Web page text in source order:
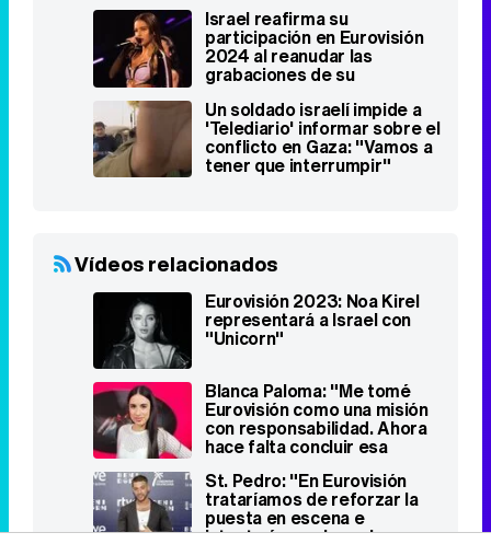
Israel reafirma su
participación en Eurovisión
2024 al reanudar las
grabaciones de su
Un soldado israelí impide a
'Telediario' informar sobre el
conflicto en Gaza: "Vamos a
tener que interrumpir"
Vídeos relacionados
Eurovisión 2023: Noa Kirel
representará a Israel con
"Unicorn"
Blanca Paloma: "Me tomé
Eurovisión como una misión
con responsabilidad. Ahora
hace falta concluir esa
St. Pedro: "En Eurovisión
trataríamos de reforzar la
puesta en escena e
intentaríamos hacerle caso a